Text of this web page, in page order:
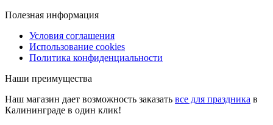
Полезная информация
Условия соглашения
Использование cookies
Политика конфиденциальности
Наши преимущества
Наш магазин дает возможность заказать все для праздника в
Калининграде в один клик!